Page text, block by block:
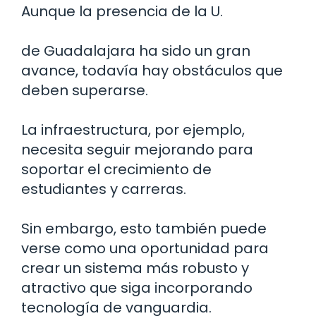
Aunque la presencia de la U.
de Guadalajara ha sido un gran
avance, todavía hay obstáculos que
deben superarse.
La infraestructura, por ejemplo,
necesita seguir mejorando para
soportar el crecimiento de
estudiantes y carreras.
Sin embargo, esto también puede
verse como una oportunidad para
crear un sistema más robusto y
atractivo que siga incorporando
tecnología de vanguardia.